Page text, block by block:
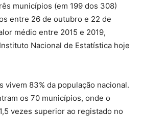
municípios (em 199 dos 308)
entre 26 de outubro e 22 de
médio entre 2015 e 2019,
Nacional de Estatística hoje
vivem 83% da população nacional.
os 70 municípios, onde o
vezes superior ao registado no